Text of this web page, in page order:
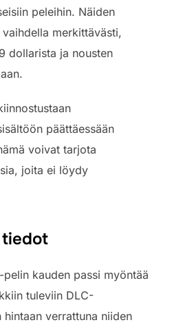
peleihin. Näiden
merkittävästi,
dollarista ja nousten
päättäessään
voivat tarjota
joita ei löydy
tiedot
kauden passi myöntää
tuleviin DLC-
hintaan verrattuna niiden